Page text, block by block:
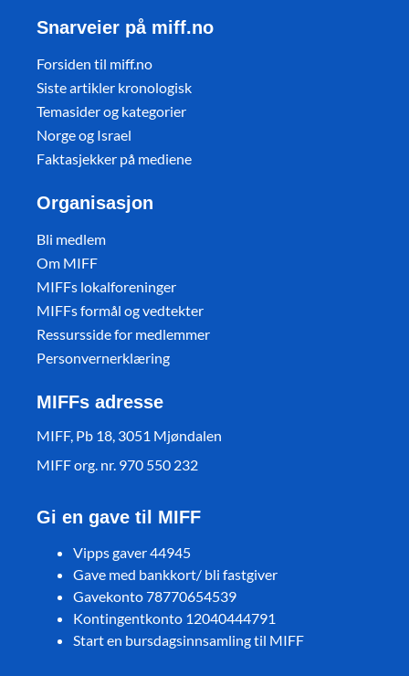
Snarveier på miff.no
Forsiden til miff.no
Siste artikler kronologisk
Temasider og kategorier
Norge og Israel
Faktasjekker på mediene
Organisasjon
Bli medlem
Om MIFF
MIFFs lokalforeninger
MIFFs formål og vedtekter
Ressursside for medlemmer
Personvernerklæring
MIFFs adresse
MIFF, Pb 18, 3051 Mjøndalen
MIFF org. nr. 970 550 232
Gi en gave til MIFF
Vipps gaver 44945
Gave med bankkort/ bli fastgiver
Gavekonto 78770654539
Kontingentkonto 12040444791
Start en bursdagsinnsamling til MIFF